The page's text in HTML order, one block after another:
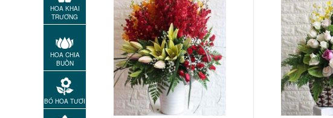
HOA KHAI
TRƯƠNG
HOA CHIA
BUỒN
BÓ HOA TƯƠI